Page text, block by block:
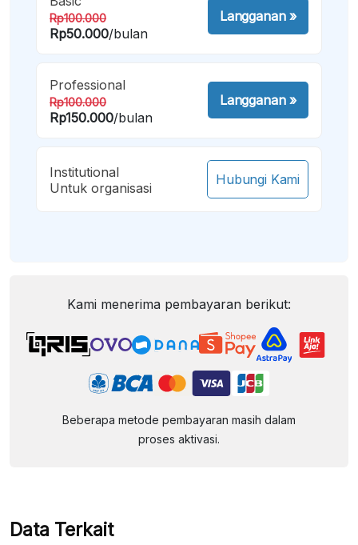
Rp100.000
Rp50.000/bulan
Langganan»
Professional
Rp100.000
Rp150.000/bulan
Langganan»
Institutional
Untuk organisasi
Hubungi Kami
Kami menerima pembayaran berikut:
Beberapa metode pembayaran masih dalam
proses aktivasi.
Data Terkait